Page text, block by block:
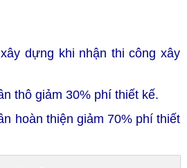
dựng khi nhận thi công xây
thô giảm 30% phí thiết kế.
hoàn thiện giảm 70% phí thiết